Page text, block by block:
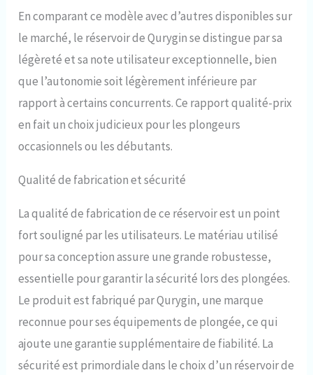
En comparant ce modèle avec d’autres disponibles sur
le marché, le réservoir de Qurygin se distingue par sa
légèreté et sa note utilisateur exceptionnelle, bien
que l’autonomie soit légèrement inférieure par
rapport à certains concurrents. Ce rapport qualité-prix
en fait un choix judicieux pour les plongeurs
occasionnels ou les débutants.
Qualité de fabrication et sécurité
La qualité de fabrication de ce réservoir est un point
fort souligné par les utilisateurs. Le matériau utilisé
pour sa conception assure une grande robustesse,
essentielle pour garantir la sécurité lors des plongées.
Le produit est fabriqué par Qurygin, une marque
reconnue pour ses équipements de plongée, ce qui
ajoute une garantie supplémentaire de fiabilité. La
sécurité est primordiale dans le choix d’un réservoir de